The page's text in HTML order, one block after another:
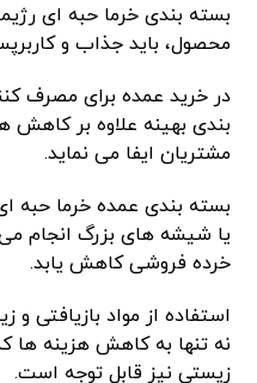
بسته بندی خرما حبه ای
محصول، باید جذاب و
در خرید عمده برای مصرف
بندی بهینه علاوه بر کاهش
مشتریان ایفا می نماید.
بسته بندی عمده خرما حبه
یا شیشه های بزرگ انجام
خرده فروشی کاهش یابد.
استفاده از مواد بازیافتی
نه تنها به کاهش هزینه ها
زیستی نیز قابل توجه است.